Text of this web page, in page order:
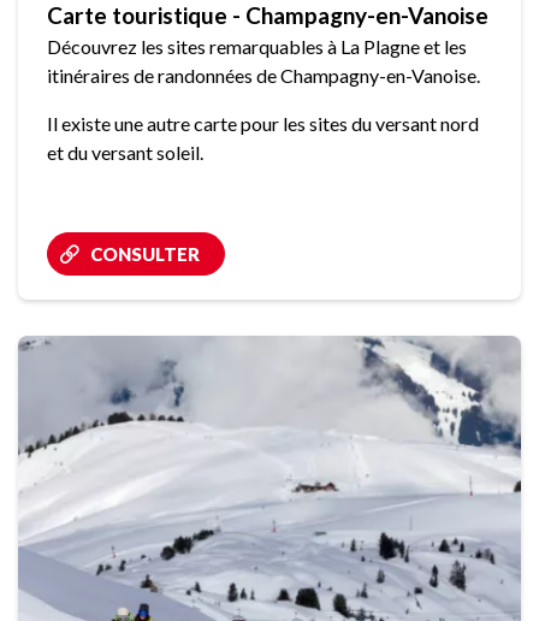
Carte touristique - Champagny-en-Vanoise
Découvrez les sites remarquables à La Plagne et les
itinéraires de randonnées de Champagny-en-Vanoise.
Il existe une autre carte pour les sites du versant nord
et du versant soleil.
CONSULTER